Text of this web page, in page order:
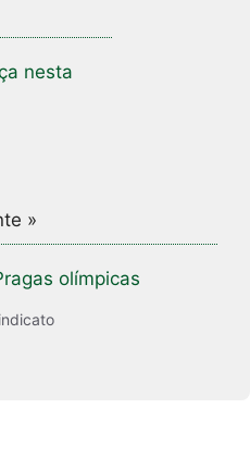
nesta
»
olímpicas